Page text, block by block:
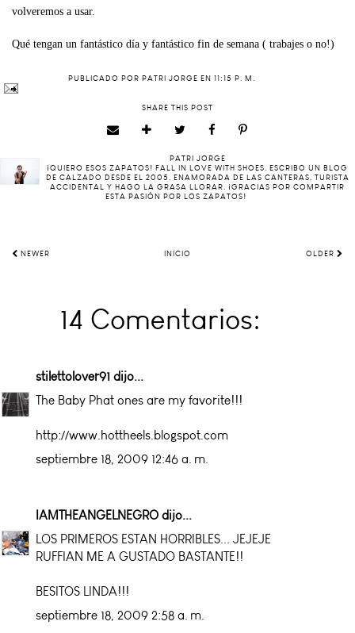
volveremos a usar.
Qué tengan un fantástico día y fantástico fin de semana ( trabajes o no!)
PUBLICADO POR PATRI JORGE EN 11:15 P. M.
SHARE THIS POST
PATRI JORGE
¡QUIERO ESOS ZAPATOS! FALL IN LOVE WITH SHOES. ESCRIBO UN BLOG
DE CALZADO DESDE EL 2005. ENAMORADA DE LAS CANTERAS, TURISTA
ACCIDENTAL Y HAGO LA GRASA LLORAR. ¡GRACIAS POR COMPARTIR
ESTA PASIÓN POR LOS ZAPATOS!
NEWER INICIO OLDER
14 Comentarios:
stilettolover91 dijo...
The Baby Phat ones are my favorite!!!
http://www.hottheels.blogspot.com
septiembre 18, 2009 12:46 a. m.
IAMTHEANGELNEGRO dijo...
LOS PRIMEROS ESTAN HORRIBLES... JEJEJE
RUFFIAN ME A GUSTADO BASTANTE!!
BESITOS LINDA!!!
septiembre 18, 2009 2:58 a. m.